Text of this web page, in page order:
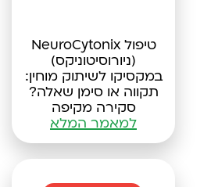
טיפול NeuroCytonix
(ניורוסיטוניקס)
במקסיקו לשיתוק מוחין:
תקווה או סימן שאלה?
סקירה מקיפה
למאמר המלא